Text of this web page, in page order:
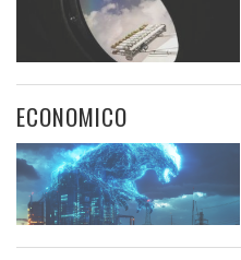
ECONOMICO